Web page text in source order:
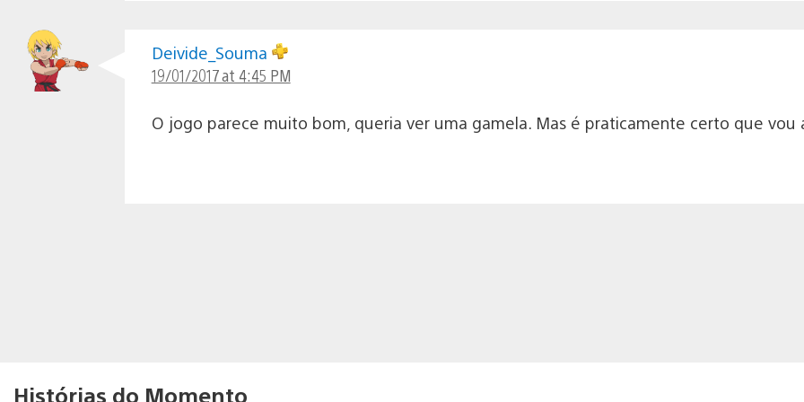
Deivide_Souma
19/01/2017 at 4:45 PM
O jogo parece muito bom, queria ver uma gamela. Mas é praticamente certo que vou
Histórias do Momento